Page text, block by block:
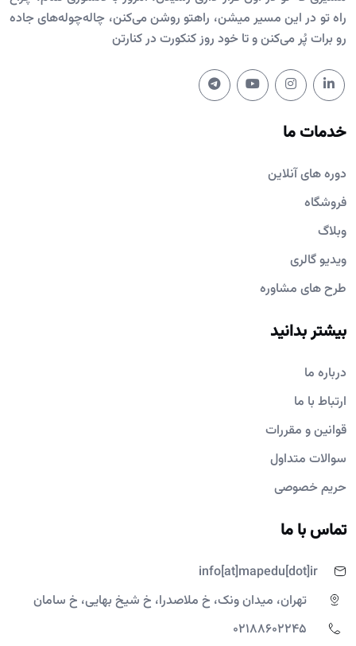
راه تو در این مسیر میشن، راهتو روشن می‌کنن، چاله‌چوله‌های جاده
رو برات پُر می‌کنن و تا خود روز کنکورت در کنارتن
خدمات ما
دوره های آنلاین
فروشگاه
وبلاگ
ویدیو گالری
طرح های مشاوره
بیشتر بدانید
درباره ما
ارتباط با ما
قوانین و مقررات
سوالات متداول
حریم خصوصی
تماس با ما
info[at]mapedu[dot]ir
تهران، میدان ونک، خ ملاصدرا، خ شیخ بهایی، خ سامان
02188602245